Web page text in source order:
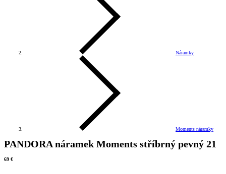
Náramky
Moments náramky
PANDORA náramek Moments stříbrný pevný 21
69 €